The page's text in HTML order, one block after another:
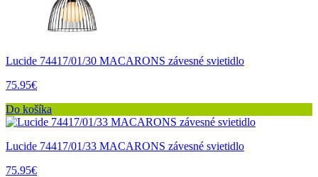
Lucide 74417/01/30 MACARONS závesné svietidlo
75.95€
Do košíka
Lucide 74417/01/33 MACARONS závesné svietidlo
75.95€